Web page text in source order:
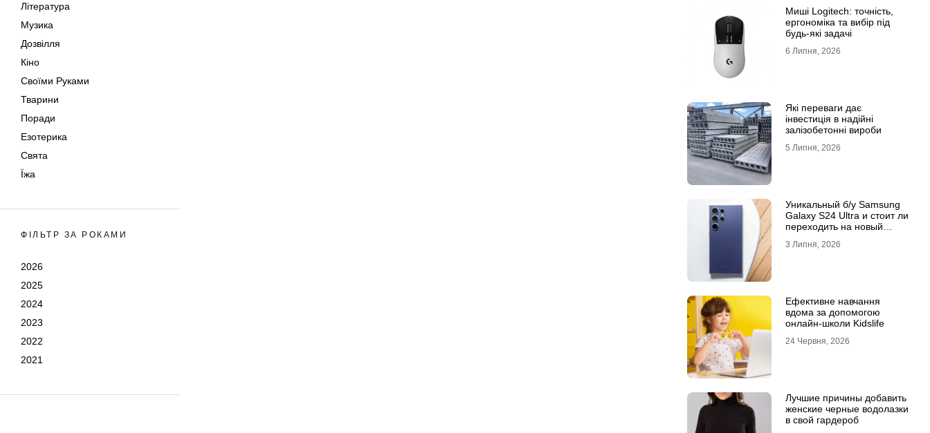
Література
Музика
Дозвілля
Кіно
Своїми Руками
Тварини
Поради
Езотерика
Свята
Їжа
ФІЛЬТР ЗА РОКАМИ
2026
2025
2024
2023
2022
2021
Миші Logitech: точність,
ергономіка та вибір під
будь-які задачі
6 Липня, 2026
Які переваги дає
інвестиція в надійні
залізобетонні вироби
5 Липня, 2026
Уникальный б/у Samsung
Galaxy S24 Ultra и стоит ли
переходить на новый
3 Липня, 2026
Ефективне навчання
вдома за допомогою
онлайн-школи Kidslife
24 Червня, 2026
Лучшие причины добавить
женские черные водолазки
в свой гардероб